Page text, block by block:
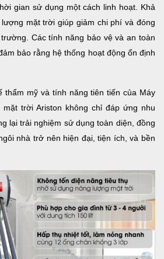
gian sử dụng một cách linh hoạt. Khả
mặt trời giúp giảm chi phí và đóng
Các tính năng bảo vệ và an toàn
bảo rằng hệ thống hoạt động ổn định
thẩm mỹ và tính năng tiên tiến của Máy
trời Ariston không chỉ đáp ứng nhu
lại trải nghiệm sử dụng toàn diện, đồng
nhà trở nên hiện đại, tiện ích, và bền